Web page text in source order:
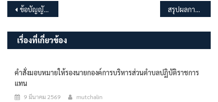
แนะแนว
เรื่อง
ข้อบัญญัติองค์การบริหารส่วนตำบลมุจลินท์ เรื่อง หลักเกณฑ์การคัดแยกมูลฝอย พ.ศ.2562 สรุปผลการจัดซื้อจัดจ้าง ประจำปีงบประมาณ พ.ศ.2566 เดือนมีนาคม 2566
เรื่องที่เกี่ยวข้อง
คำสั่งมอบหมายให้รองนายกองค์การบริหารส่วนตำบลปฏิบัติราชการ
แทน
9 มีนาคม 2569 mutchalin